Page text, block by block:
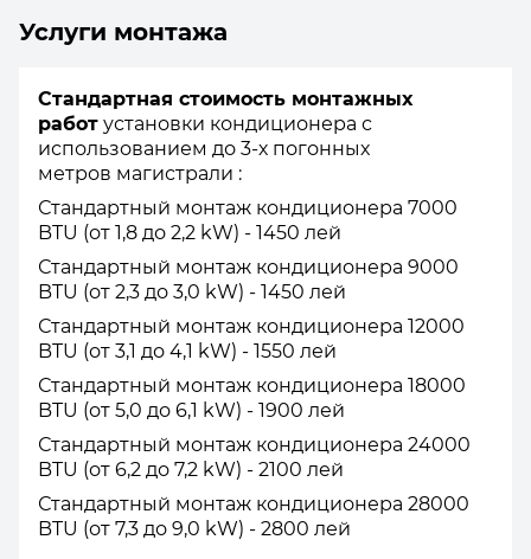
Услуги монтажа
Стандартная стоимость монтажных
работ установки кондиционера с
использованием до 3-х погонных
метров магистрали :
Стандартный монтаж кондиционера 7000
BTU (от 1,8 до 2,2 kW) - 1450 лей
Стандартный монтаж кондиционера 9000
BTU (от 2,3 до 3,0 kW) - 1450 лей
Стандартный монтаж кондиционера 12000
BTU (от 3,1 до 4,1 kW) - 1550 лей
Стандартный монтаж кондиционера 18000
BTU (от 5,0 до 6,1 kW) - 1900 лей
Стандартный монтаж кондиционера 24000
BTU (от 6,2 до 7,2 kW) - 2100 лей
Стандартный монтаж кондиционера 28000
BTU (от 7,3 до 9,0 kW) - 2800 лей